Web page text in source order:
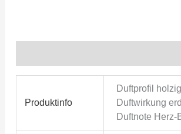
Produktinfo
Duftprofil
Duftwirkung
Duftnote Herz-